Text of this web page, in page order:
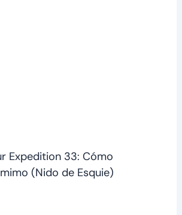
Expedition 33: Cómo
(Nido de Esquie)